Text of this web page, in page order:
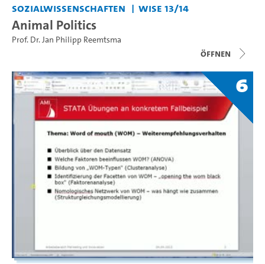
Sozialwissenschaften WiSe 13/14
Animal Politics
Prof. Dr. Jan Philipp Reemtsma
Öffnen
6